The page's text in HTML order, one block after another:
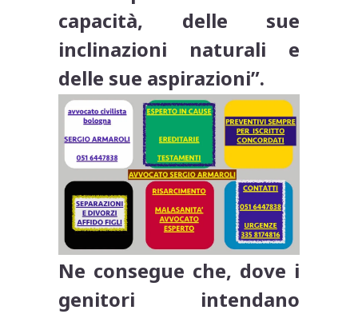
capacità, delle sue
inclinazioni naturali e
delle sue aspirazioni”.
Ne consegue che, dove i
genitori intendano